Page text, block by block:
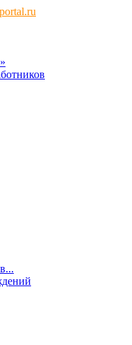
portal.ru